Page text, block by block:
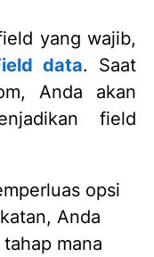
yang wajib,
data. Saat
Anda akan
field
opsi
Anda
mana